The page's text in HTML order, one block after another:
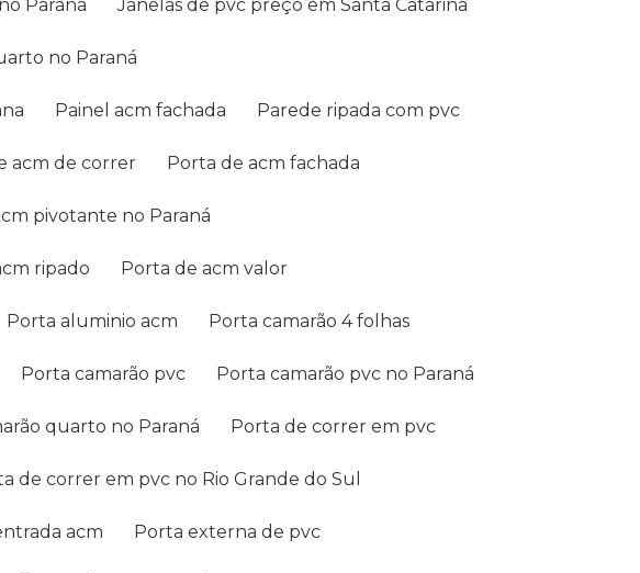
Paraná Janelas de pvc preço em Santa Catarina
no Paraná
Painel acm fachada Parede ripada com pvc
acm de correr Porta de acm fachada
pivotante no Paraná
ripado Porta de acm valor
Porta aluminio acm Porta camarão 4 folhas
Porta camarão pvc Porta camarão pvc no Paraná
quarto no Paraná Porta de correr em pvc
de correr em pvc no Rio Grande do Sul
acm Porta externa de pvc